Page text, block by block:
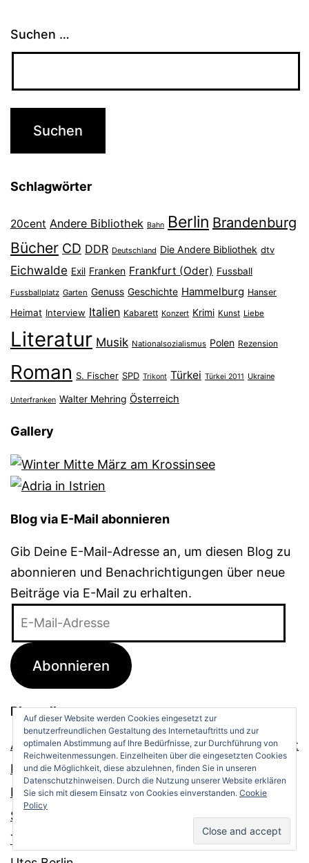
Suchen …
Schlagwörter
20cent Andere Bibliothek Bahn Berlin Brandenburg
Bücher CD DDR Deutschland Die Andere Bibliothek dtv
Eichwalde Exil Franken Frankfurt (Oder) Fussball
Fussballplatz Garten Genuss Geschichte Hammelburg Hanser
Heimat Interview Italien Kabarett Konzert Krimi Kunst Liebe
Literatur Musik Nationalsozialismus Polen Rezension
Roman S. Fischer SPD Trikont Türkei Türkei 2011 Ukraine
Unterfranken Walter Mehring Österreich
Gallery
Blog via E-Mail abonnieren
Gib Deine E-Mail-Adresse an, um diesen Blog zu
abonnieren und Benachrichtigungen über neue
Beiträge via E-Mail zu erhalten.
Adresse
Abonnieren
Blogroll
Arbeitsjournal zu Sven j. Olssons Mehring-Projekt
Frau Indica aus FFO
Rubelmanns Parkwacht
Sophie in New York
Textweide
Auf dieser Website werden Cookies eingesetzt zur
benutzerfreundlichen Gestaltung des Internetauftritts und zur
optimalen Abstimmung auf Ihre Bedürfnisse, zur Durchführung von
Reichweitenmessungen. Einzelheiten über die eingesetzten Cookies
und die Möglichkeit, diese abzulehnen, finden Sie in unseren
Datenschutzhinweisen. Durch die Nutzung unserer Website erklären
Sie sich mit diesem Einsatz von Cookies einverstanden. Cookie
Policy